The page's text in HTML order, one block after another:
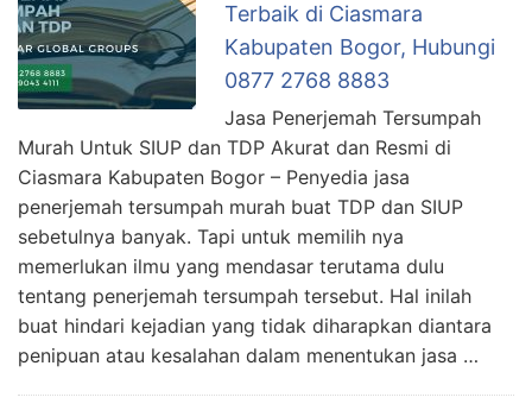
Terbaik di Ciasmara
Kabupaten Bogor, Hubungi
0877 2768 8883
Jasa Penerjemah Tersumpah
Murah Untuk SIUP dan TDP Akurat dan Resmi di
Ciasmara Kabupaten Bogor – Penyedia jasa
penerjemah tersumpah murah buat TDP dan SIUP
sebetulnya banyak. Tapi untuk memilih nya
memerlukan ilmu yang mendasar terutama dulu
tentang penerjemah tersumpah tersebut. Hal inilah
buat hindari kejadian yang tidak diharapkan diantara
penipuan atau kesalahan dalam menentukan jasa …